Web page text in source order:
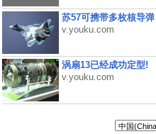
苏57可携带多枚核导弹
v.youku.com
涡扇13已经成功定型!
v.youku.com